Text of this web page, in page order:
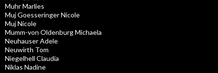
Muhr Marlies
Muj Goesseringer Nicole
Muj Nicole
Mumm-von Oldenburg Michaela
Neuhauser Adele
Neuwirth Tom
Niegelhell Claudia
Niklas Nadine